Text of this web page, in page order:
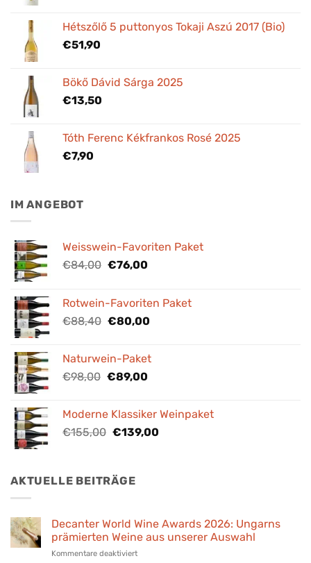
Hétszőlő 5 puttonyos Tokaji Aszú 2017 (Bio)
€51,90
Bökő Dávid Sárga 2025
€13,50
Tóth Ferenc Kékfrankos Rosé 2025
€7,90
IM ANGEBOT
Weisswein-Favoriten Paket
€84,00 Ursprünglicher
€84,00
€76,00Aktueller
€76,00.
Rotwein-Favoriten Paket
€88,40 Ursprünglicher
€88,40
€80,00Aktueller
€80,00.
Naturwein-Paket
€98,00 Ursprünglicher
€98,00
€89,00Aktueller
€89,00.
Moderne Klassiker Weinpaket
€155,00 Ursprünglicher
€155,00
€139,00Aktueller
AKTUELLE BEITRÄGE
Decanter World Wine Awards 2026: Ungarns
prämierten Weine aus unserer Auswahl
Kommentare deaktiviertfür